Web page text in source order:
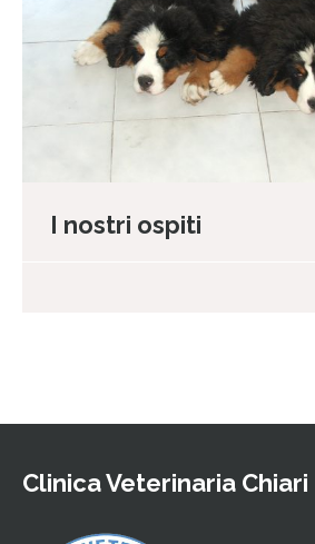
I nostri ospiti
Clinica Veterinaria Chiari